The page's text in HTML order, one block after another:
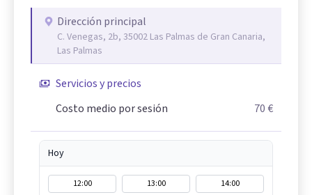
Dirección principal
C. Venegas, 2b, 35002 Las Palmas de Gran Canaria,
Las Palmas
Servicios y precios
Costo medio por sesión
70 €
Hoy
12:00 13:00 14:00